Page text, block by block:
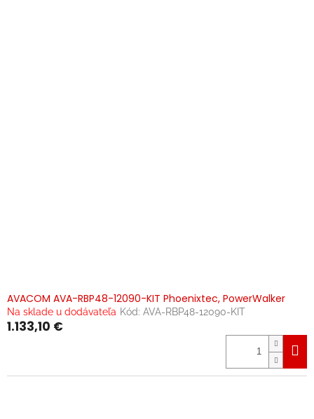
AVACOM AVA-RBP48-12090-KIT Phoenixtec, PowerWalker
Na sklade u dodávateľa Kód: AVA-RBP48-12090-KIT
1.133,10 €